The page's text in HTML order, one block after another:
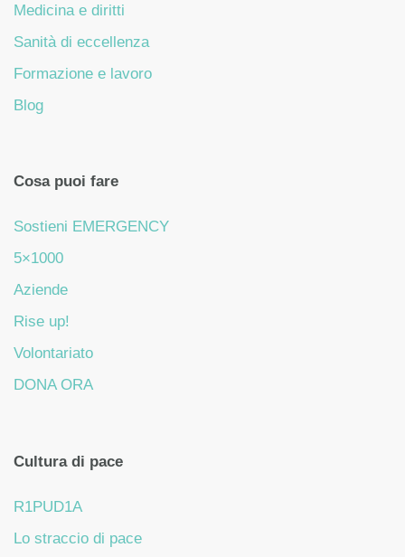
Medicina e diritti
Sanità di eccellenza
Formazione e lavoro
Blog
Cosa puoi fare
Sostieni EMERGENCY
5×1000
Aziende
Rise up!
Volontariato
DONA ORA
Cultura di pace
R1PUD1A
Lo straccio di pace